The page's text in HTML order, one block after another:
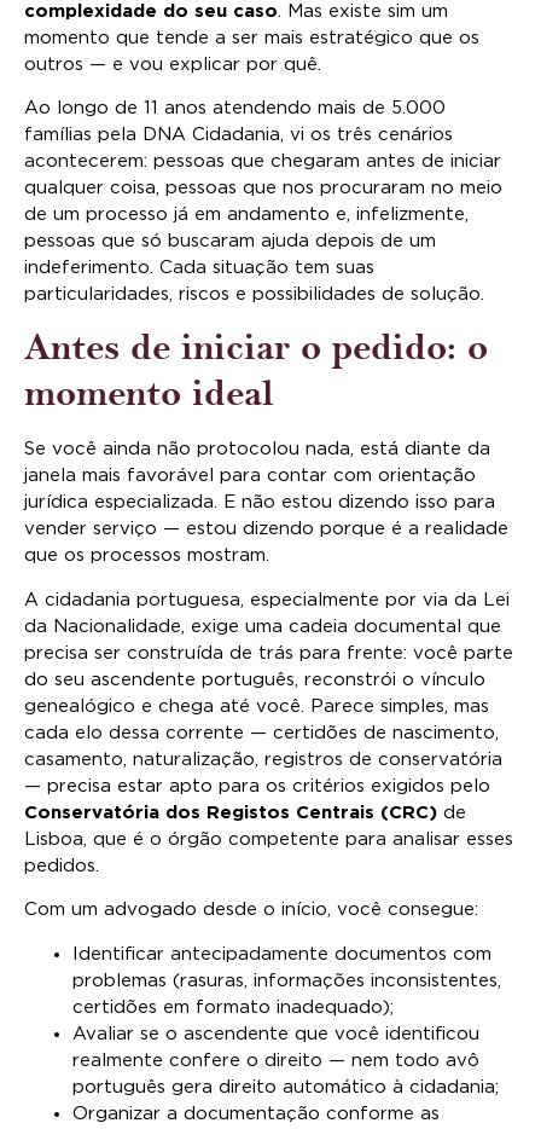
complexidade do seu caso . Mas existe sim um
momento que tende a ser mais estratégico que os
outros — e vou explicar por quê.
Ao longo de 11 anos atendendo mais de 5.000
famílias pela DNA Cidadania, vi os três cenários
acontecerem: pessoas que chegaram antes de iniciar
qualquer coisa, pessoas que nos procuraram no meio
de um processo já em andamento e, infelizmente,
pessoas que só buscaram ajuda depois de um
indeferimento. Cada situação tem suas
particularidades, riscos e possibilidades de solução.
Antes de iniciar o pedido: o
momento ideal
Se você ainda não protocolou nada, está diante da
janela mais favorável para contar com orientação
jurídica especializada. E não estou dizendo isso para
vender serviço — estou dizendo porque é a realidade
que os processos mostram.
A cidadania portuguesa, especialmente por via da Lei
da Nacionalidade, exige uma cadeia documental que
precisa ser construída de trás para frente: você parte
do seu ascendente português, reconstrói o vínculo
genealógico e chega até você. Parece simples, mas
cada elo dessa corrente — certidões de nascimento,
casamento, naturalização, registros de conservatória
— precisa estar apto para os critérios exigidos pelo
Conservatória dos Registos Centrais (CRC) de
Lisboa, que é o órgão competente para analisar esses
pedidos.
Com um advogado desde o início, você consegue:
Identificar antecipadamente documentos com
problemas (rasuras, informações inconsistentes,
certidões em formato inadequado);
Avaliar se o ascendente que você identificou
realmente confere o direito — nem todo avô
português gera direito automático à cidadania;
Organizar a documentação conforme as